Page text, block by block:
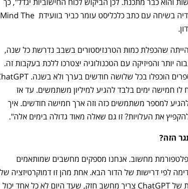
אומר מיכאל כגן, סמנכ"ל באנבידיה בשיחה עם כתב כלכליסט עומר כביר בוועידת Mind The
את העלויות? זו גם שאלה מאוד גדולה בימים אלה".
הזה?